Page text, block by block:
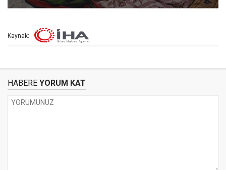
Kaynak:
HABERE YORUM KAT